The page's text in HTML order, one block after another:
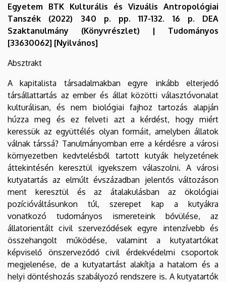
Egyetem BTK Kulturális és Vizuális Antropológiai
Tanszék (2022) 340 p. pp. 117-132. 16 p. DEA
Szaktanulmány (Könyvrészlet) | Tudományos
[33630062] [Nyilvános]
Absztrakt
A kapitalista társadalmakban egyre inkább elterjedő
társállattartás az ember és állat közötti választóvonalat
kulturálisan, és nem biológiai fajhoz tartozás alapján
húzza meg és ez felveti azt a kérdést, hogy miért
keressük az együttélés olyan formáit, amelyben állatok
válnak társsá? Tanulmányomban erre a kérdésre a városi
környezetben kedvtelésből tartott kutyák helyzetének
áttekintésén keresztül igyekszem válaszolni. A városi
kutyatartás az elmúlt évszázadban jelentős változáson
ment keresztül és az átalakulásban az ökológiai
pozícióváltásunkon túl, szerepet kap a kutyákra
vonatkozó tudományos ismereteink bővülése, az
állatorientált civil szerveződések egyre intenzívebb és
összehangolt működése, valamint a kutyatartókat
képviselő önszerveződő civil érdekvédelmi csoportok
megjelenése, de a kutyatartást alakítja a hatalom és a
helyi döntéshozás szabályozó rendszere is. A kutyatartók